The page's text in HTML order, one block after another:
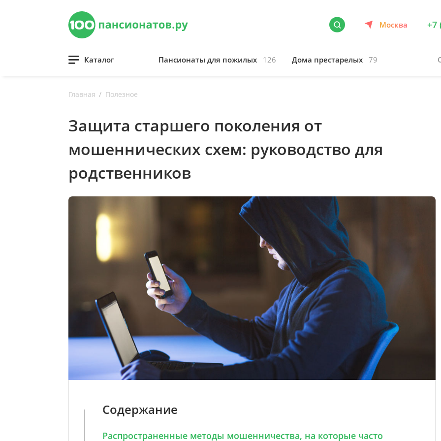
Москва +7
Каталог Пансионаты для пожилых 126 Дома престарелых 79
Главная Полезное
Защита старшего поколения от
мошеннических схем: руководство для
родственников
Содержание
Распространенные методы мошенничества, на которые часто